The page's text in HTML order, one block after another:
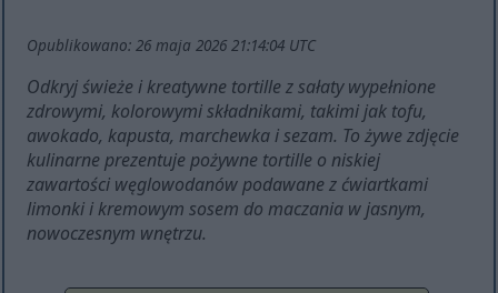
Opublikowano: 26 maja 2026 21:14:04 UTC
Odkryj świeże i kreatywne tortille z sałaty wypełnione
zdrowymi, kolorowymi składnikami, takimi jak tofu,
awokado, kapusta, marchewka i sezam. To żywe zdjęcie
kulinarne prezentuje pożywne tortille o niskiej
zawartości węglowodanów podawane z ćwiartkami
limonki i kremowym sosem do maczania w jasnym,
nowoczesnym wnętrzu.